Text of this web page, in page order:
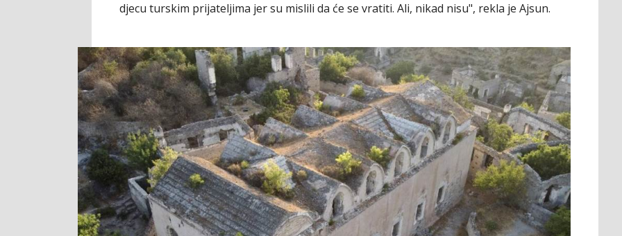
djecu turskim prijateljima jer su mislili da će se vratiti. Ali, nikad nisu", rekla je Ajsun.